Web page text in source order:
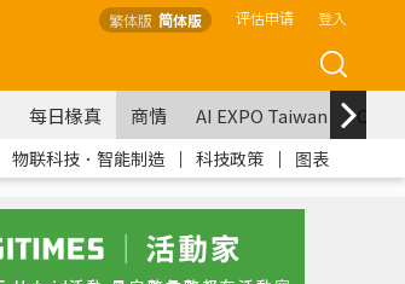
繁体版 简体版 评估申请 登入
每日椽真 商情 AI EXPO Taiwan
物联科技．智能制造 ｜ 科技政策 ｜ 图表